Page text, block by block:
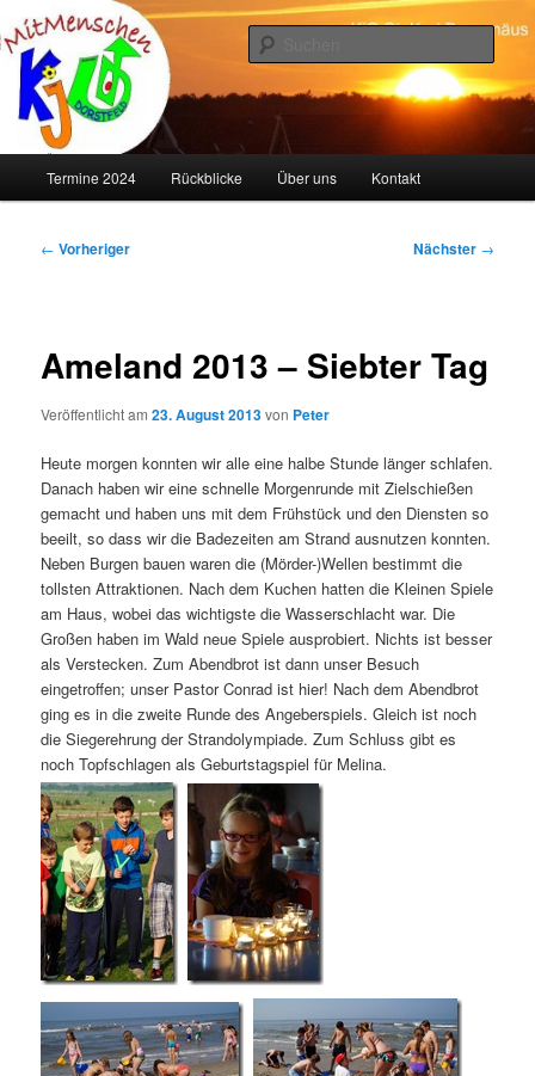
Zum
primären
Inhalt
springenKJG Dorstfeld
Termine 2024 Rückblicke Über uns Kontakt
Beitragsnavigation
← Vorheriger Nächster →
Ameland 2013 – Siebter Tag
Veröffentlicht am23. August 2013von Peter
Heute morgen konnten wir alle eine halbe Stunde länger schlafen.
Danach haben wir eine schnelle Morgenrunde mit Zielschießen
gemacht und haben uns mit dem Frühstück und den Diensten so
beeilt, so dass wir die Badezeiten am Strand ausnutzen konnten.
Neben Burgen bauen waren die (Mörder-)Wellen bestimmt die
tollsten Attraktionen. Nach dem Kuchen hatten die Kleinen Spiele
am Haus, wobei das wichtigste die Wasserschlacht war. Die
Großen haben im Wald neue Spiele ausprobiert. Nichts ist besser
als Verstecken. Zum Abendbrot ist dann unser Besuch
eingetroffen; unser Pastor Conrad ist hier! Nach dem Abendbrot
ging es in die zweite Runde des Angeberspiels. Gleich ist noch
die Siegerehrung der Strandolympiade. Zum Schluss gibt es
noch Topfschlagen als Geburtstagspiel für Melina.